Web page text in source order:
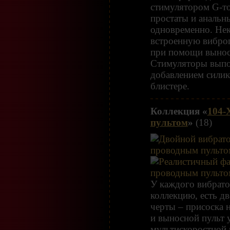
стимулятором G-
простаты и
одновременно.
встроенную
при помощи
Стимуляторы
добавлением
блистере.
Коллекция «104-
пультом» (18)
У каждого
коллекцию, есть
черты – присоска
и выносной пульт